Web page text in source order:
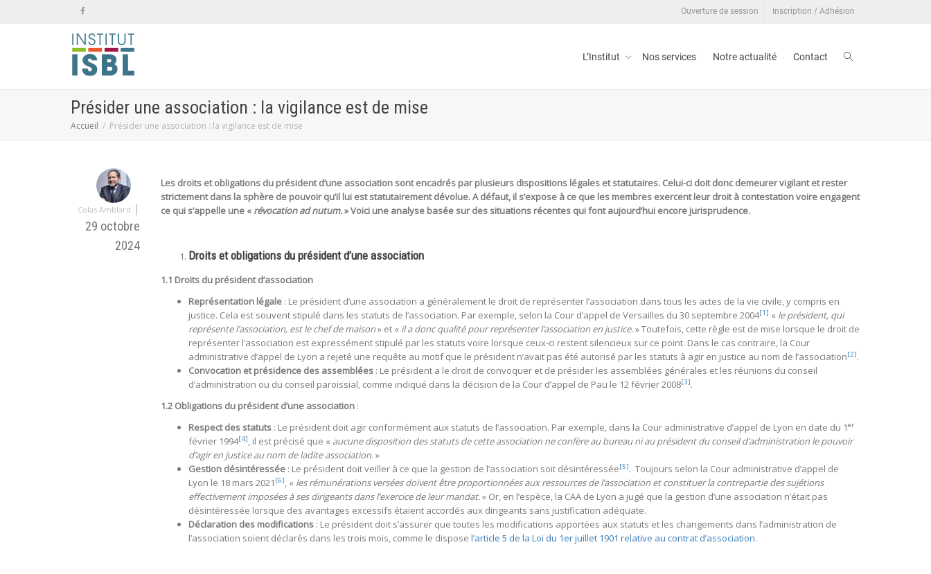
Ouverture de session Inscription / Adhésion
L’Institut Nos services Notre actualité Contact
Présider une association : la vigilance est de mise
Accueil Présider une association : la vigilance est de mise
Colas Amblard |
29 octobre
2024
Les droits et obligations du président d’une association sont encadrés par plusieurs dispositions légales et statutaires. Celui-ci doit donc demeurer vigilant et rester
strictement dans la sphère de pouvoir qu’il lui est statutairement dévolue. A défaut, il s’expose à ce que les membres exercent leur droit à contestation voire engagent
ce qui s’appelle une « révocation ad nutum.» Voici une analyse basée sur des situations récentes qui font aujourd’hui encore jurisprudence.
Droits et obligations du président d’une association
1.1 Droits du président d’association
Représentation légale : Le président d’une association a généralement le droit de représenter l’association dans tous les actes de la vie civile, y compris en
justice. Cela est souvent stipulé dans les statuts de l’association. Par exemple, selon la Cour d’appel de Versailles du 30 septembre 2004[1] « le président, qui
représente l’association, est le chef de maison» et « il a donc qualité pour représenter l’association en justice.» Toutefois, cette règle est de mise lorsque le droit de
représenter l’association est expressément stipulé par les statuts voire lorsque ceux-ci restent silencieux sur ce point. Dans le cas contraire, la Cour
administrative d’appel de Lyon a rejeté une requête au motif que le président n’avait pas été autorisé par les statuts à agir en justice au nom de l’association[2].
Convocation et présidence des assemblées : Le président a le droit de convoquer et de présider les assemblées générales et les réunions du conseil
d’administration ou du conseil paroissial, comme indiqué dans la décision de la Cour d’appel de Pau le 12 février 2008[3].
1.2 Obligations du président d’une association :
Respect des statuts : Le président doit agir conformément aux statuts de l’association. Par exemple, dans la Cour administrative d’appel de Lyon en date du 1er
février 1994[4], il est précisé que « aucune disposition des statuts de cette association ne confère au bureau ni au président du conseil d’administration le pouvoir
d’agir en justice au nom de ladite association.»
Gestion désintéressée : Le président doit veiller à ce que la gestion de l’association soit désintéressée[5]. Toujours selon la Cour administrative d’appel de
Lyon le 18 mars 2021 [6], « les rémunérations versées doivent être proportionnées aux ressources de l’association et constituer la contrepartie des sujétions
effectivement imposées à ses dirigeants dans l’exercice de leur mandat.» Or, en l’espèce, la CAA de Lyon a jugé que la gestion d’une association n’était pas
désintéressée lorsque des avantages excessifs étaient accordés aux dirigeants sans justification adéquate.
Déclaration des modifications : Le président doit s’assurer que toutes les modifications apportées aux statuts et les changements dans l’administration de
l’association soient déclarés dans les trois mois, comme le dispose l’article 5 de la Loi du 1er juillet 1901 relative au contrat d’association.